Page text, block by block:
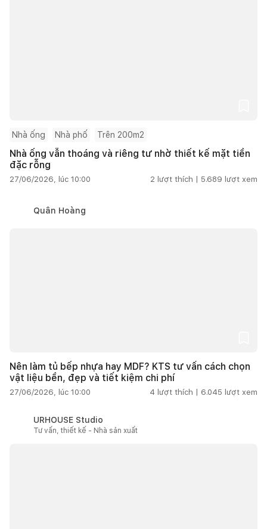
Nhà ống Nhà phố Trên 200m2
Nhà ống vẫn thoáng và riêng tư nhờ thiết kế mặt tiền
đặc rỗng
27/06/2026, lúc 10:00 2 lượt thích | 5.689 lượt xem
Quân Hoàng
Nên làm tủ bếp nhựa hay MDF? KTS tư vấn cách chọn
vật liệu bền, đẹp và tiết kiệm chi phí
27/06/2026, lúc 10:00 4 lượt thích | 6.045 lượt xem
URHOUSE Studio
Tư vấn, thiết kế - Nhà sản xuất